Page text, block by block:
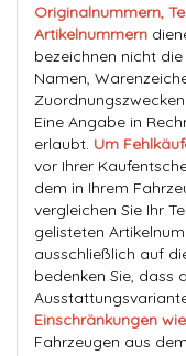
Originalnummern,
Artikelnummern
bezeichnen nicht
Namen,
Eine Angabe in
erlaubt. Um
vor Ihrer
dem in Ihrem
vergleichen Sie Ihr
gelisteten
ausschließlich auf
bedenken Sie, dass
Einschränkungen
Fahrzeugen aus